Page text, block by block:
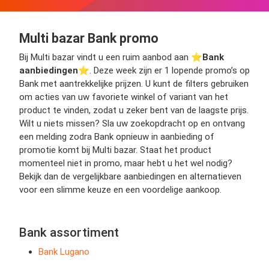
Multi bazar Bank promo
Bij Multi bazar vindt u een ruim aanbod aan ⭐️Bank
aanbiedingen⭐️. Deze week zijn er 1 lopende promo’s op
Bank met aantrekkelijke prijzen. U kunt de filters gebruiken
om acties van uw favoriete winkel of variant van het
product te vinden, zodat u zeker bent van de laagste prijs.
Wilt u niets missen? Sla uw zoekopdracht op en ontvang
een melding zodra Bank opnieuw in aanbieding of
promotie komt bij Multi bazar. Staat het product
momenteel niet in promo, maar hebt u het wel nodig?
Bekijk dan de vergelijkbare aanbiedingen en alternatieven
voor een slimme keuze en een voordelige aankoop.
Bank assortiment
Bank Lugano